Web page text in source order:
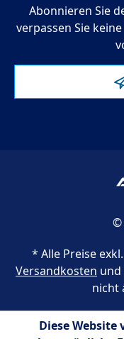
Abonnieren Sie
verpassen Sie
©
* Alle Preise
Versandkosten und
nicht
Diese Website